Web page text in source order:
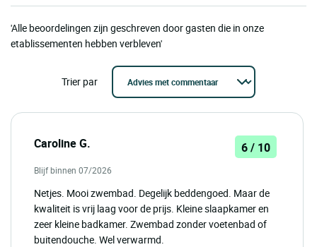
'Alle beoordelingen zijn geschreven door gasten die in onze
etablissementen hebben verbleven'
Trier par
Caroline G. 6 / 10
Blijf binnen 07/2026
Netjes. Mooi zwembad. Degelijk beddengoed. Maar de
kwaliteit is vrij laag voor de prijs. Kleine slaapkamer en
zeer kleine badkamer. Zwembad zonder voetenbad of
buitendouche. Wel verwarmd.